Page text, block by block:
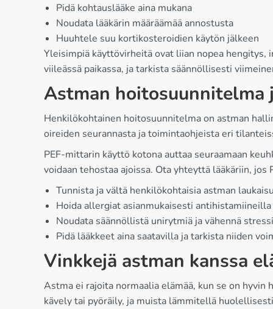
Pidä kohtauslääke aina mukana
Noudata lääkärin määräämää annostusta
Huuhtele suu kortikosteroidien käytön jälkeen
Yleisimpiä käyttövirheitä ovat liian nopea hengitys,
viileässä paikassa, ja tarkista säännöllisesti
Astman hoitosuunnitelma
Henkilökohtainen hoitosuunnitelma on astman
oireiden seurannasta ja toimintaohjeista eri
PEF-mittarin käyttö kotona auttaa seuraamaan
voidaan tehostaa ajoissa. Ota yhteyttä lääkäriin,
Tunnista ja vältä henkilökohtaisia astman
Hoida allergiat asianmukaisesti
Noudata säännöllistä unirytmiä ja vähennä
Pidä lääkkeet aina saatavilla ja tarkista niiden
Vinkkejä astman kanssa
Astma ei rajoita normaalia elämää, kun se on
kävely tai pyöräily, ja muista lämmitellä